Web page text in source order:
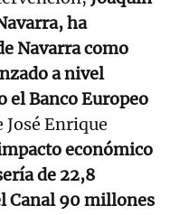
ha
Navarra como
a nivel
el Banco Europeo
Enrique
económico
de 22,8
Canal 90 millones